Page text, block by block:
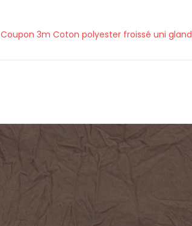
Coupon 3m Coton polyester froissé uni gland